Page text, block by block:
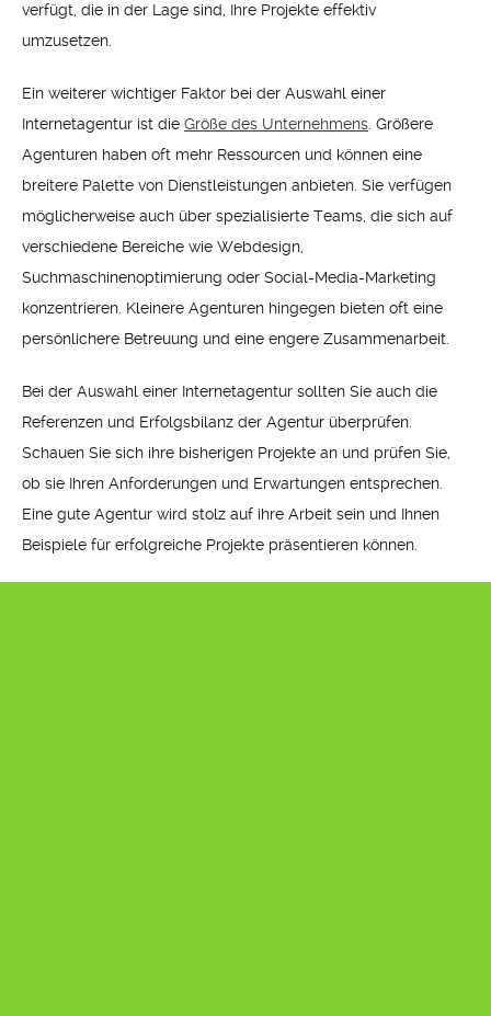
verfügt, die in der Lage sind, Ihre Projekte effektiv
umzusetzen.
Ein weiterer wichtiger Faktor bei der Auswahl einer
Internetagentur ist die Größe des Unternehmens . Größere
Agenturen haben oft mehr Ressourcen und können eine
breitere Palette von Dienstleistungen anbieten. Sie verfügen
möglicherweise auch über spezialisierte Teams, die sich auf
verschiedene Bereiche wie Webdesign,
Suchmaschinenoptimierung oder Social-Media-Marketing
konzentrieren. Kleinere Agenturen hingegen bieten oft eine
persönlichere Betreuung und eine engere Zusammenarbeit.
Bei der Auswahl einer Internetagentur sollten Sie auch die
Referenzen und Erfolgsbilanz der Agentur überprüfen.
Schauen Sie sich ihre bisherigen Projekte an und prüfen Sie,
ob sie Ihren Anforderungen und Erwartungen entsprechen.
Eine gute Agentur wird stolz auf ihre Arbeit sein und Ihnen
Beispiele für erfolgreiche Projekte präsentieren können.